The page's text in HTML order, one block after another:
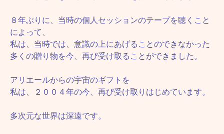
８年ぶりに、当時の個人セッションのテープを聴くこと
によって、
私は、当時では、意識の上にあげることのできなかった
多くの贈り物を今、再び受け取ることができました。
アリエールからの宇宙のギフトを
私は、２００４年の今、再び受け取りはじめています。
多次元な世界は深遠です。